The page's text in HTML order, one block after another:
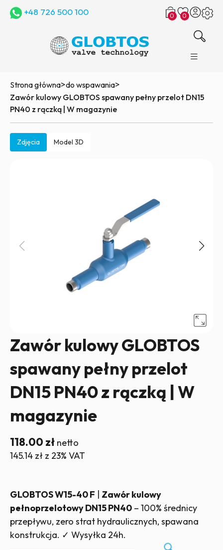
+48 726 500 100 0 0
Strona główna>do wspawania>
Zawór kulowy GLOBTOS spawany pełny przelot DN15
PN40 z rączką | W magazynie
Zdjęcia Model 3D
Zawór kulowy GLOBTOS
spawany pełny przelot
DN15 PN40 z rączką | W
magazynie
118.00 zł netto
145.14 zł z 23% VAT
GLOBTOS W15-40 F
Zawór kulowy
pełnoprzelotowy DN15 PN40 – 100% średnicy
przepływu, zero strat hydraulicznych, spawana
konstrukcja. ✓ Wysyłka 24h.